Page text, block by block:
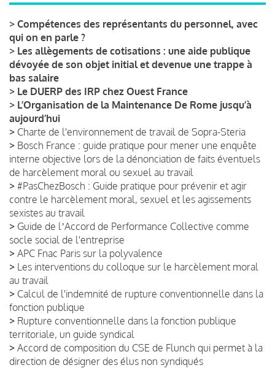
> Compétences des représentants du personnel, avec
qui on en parle ?
> Les allègements de cotisations : une aide publique
dévoyée de son objet initial et devenue une trappe à
bas salaire
> Le DUERP des IRP chez Ouest France
> L’Organisation de la Maintenance De Rome jusqu’à
aujourd’hui
> Charte de l'environnement de travail de Sopra-Steria
> Bosch France : guide pratique pour mener une enquête
interne objective lors de la dénonciation de faits éventuels
de harcèlement moral ou sexuel au travail
> #PasChezBosch : Guide pratique pour prévenir et agir
contre le harcèlement moral, sexuel et les agissements
sexistes au travail
> Guide de lʼAccord de Performance Collective comme
socle social de l'entreprise
> APC Fnac Paris sur la polyvalence
> Les interventions du colloque sur le harcèlement moral
au travail
> Calcul de l'indemnité de rupture conventionnelle dans la
fonction publique
> Rupture conventionnelle dans la fonction publique
territoriale, un guide syndical
> Accord de composition du CSE de Flunch qui permet à la
direction de désigner des élus non syndiqués